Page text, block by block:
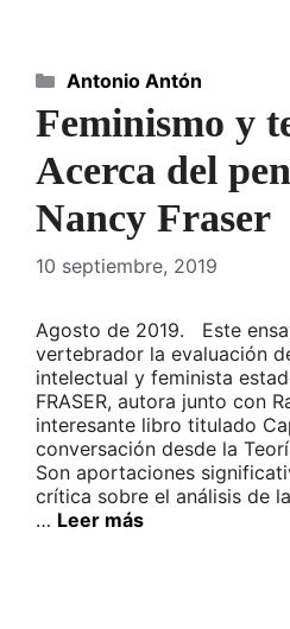
Feminismo y
Acerca del
Nancy Fraser
10 septiembre, 2019
Agosto de 2019. Este
vertebrador la evaluación
intelectual y feminista
FRASER, autora junto con
interesante libro titulado
conversación desde la
Son aportaciones
crítica sobre el análisis de
… Leer más
Categorías
Antonio Antón